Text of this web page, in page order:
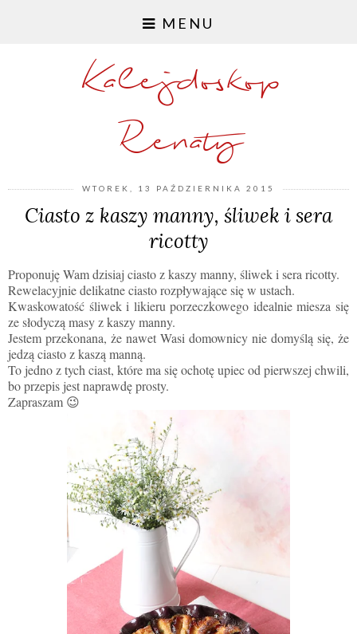
MENU
Kalejdoskop
Renaty
WTOREK, 13 PAŹDZIERNIKA 2015
Ciasto z kaszy manny, śliwek i sera
ricotty
Proponuję Wam dzisiaj ciasto z kaszy manny, śliwek i sera ricotty.
Rewelacyjnie delikatne ciasto rozpływające się w ustach.
Kwaskowatość śliwek i likieru porzeczkowego idealnie miesza się
ze słodyczą masy z kaszy manny.
Jestem przekonana, że nawet Wasi domownicy nie domyślą się, że
jedzą ciasto z kaszą manną.
To jedno z tych ciast, które ma się ochotę upiec od pierwszej chwili,
bo przepis jest naprawdę prosty.
Zapraszam 😉